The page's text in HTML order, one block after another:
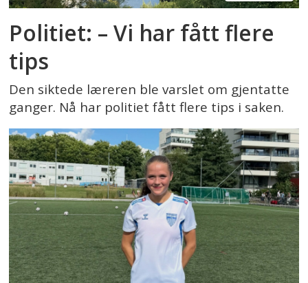
Politiet: – Vi har fått flere
tips
Den siktede læreren ble varslet om gjentatte
ganger. Nå har politiet fått flere tips i saken.